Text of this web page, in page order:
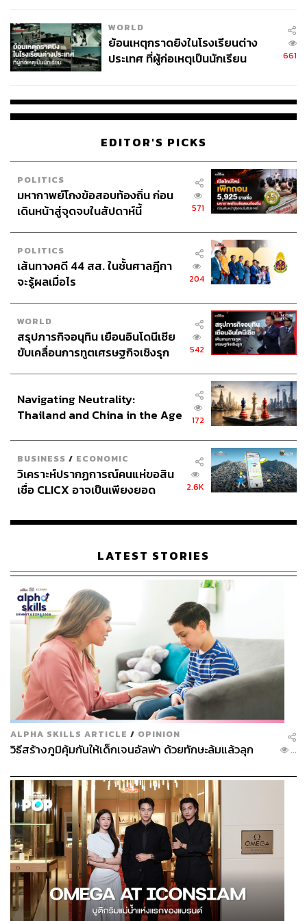
WORLD
ย้อนเหตุกราดยิงในโรงเรียนต่าง
ประเทศ ที่ผู้ก่อเหตุเป็นนักเรียน
661
EDITOR'S PICKS
POLITICS
มหากาพย์โกงข้อสอบท้องถิ่น ก่อน
เดินหน้าสู่จุดจบในสัปดาห์นี้
571
POLITICS
เส้นทางคดี 44 สส. ในชั้นศาลฎีกา
จะรู้ผลเมื่อไร
204
WORLD
สรุปภารกิจอนุทิน เยือนอินโดนีเซีย
ขับเคลื่อนการทูตเศรษฐกิจเชิงรุก
542
Navigating Neutrality:
Thailand and China in the Age
172
BUSINESS / ECONOMIC
วิเคราะห์ปรากฏการณ์คนแห่ขอสิน
เชื่อ CLICX อาจเป็นเพียงยอด
เรือนไทยที่ถูกซุกไว้
2.6K
LATEST STORIES
ALPHA SKILLS ARTICLE / OPINION
วิธีสร้างภูมิคุ้มกันให้เด็กเจนอัลฟ่า ด้วยทักษะล้มแล้วลุก ...